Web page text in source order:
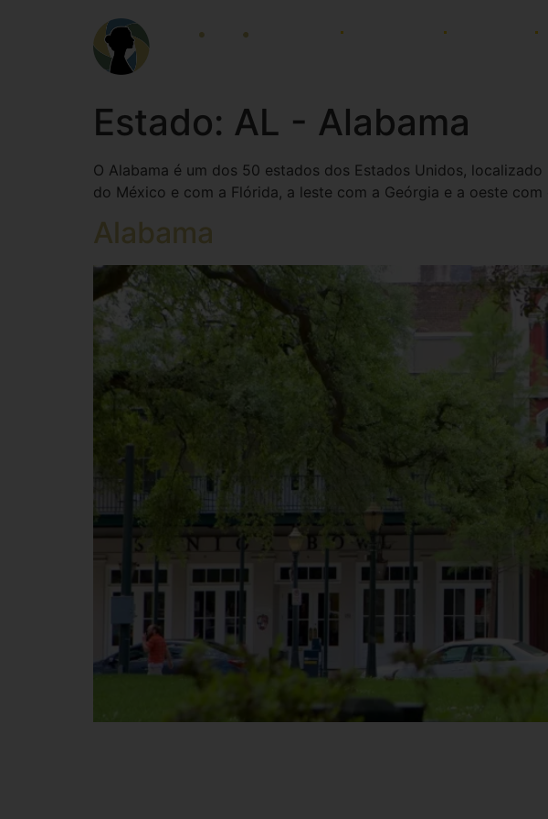
Estado: AL - Alabama
O Alabama é um dos 50 estados dos Estados Unidos,
do México e com a Flórida, a leste com a Geórgia e a oeste com
Alabama